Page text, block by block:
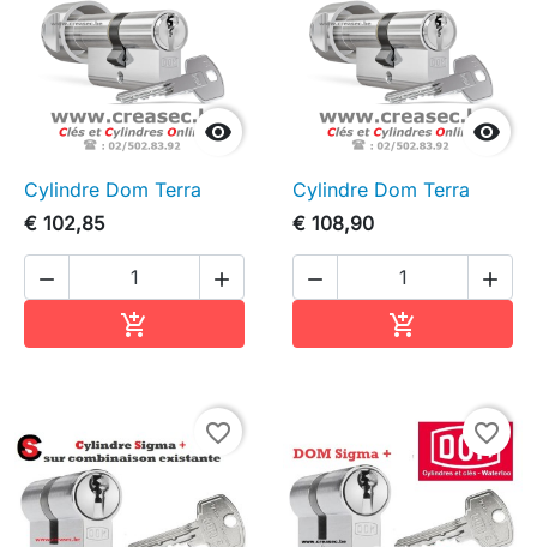

Cylindre Dom Terra
€ 102,85
 


Cylindre Dom Terra
€ 108,90
 

favorite_border favorite_border